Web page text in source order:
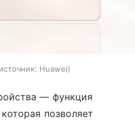
источник: Huawei
— функция
позволяет